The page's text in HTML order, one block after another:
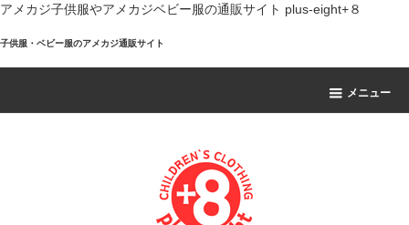
アメカジ子供服やアメカジベビー服の通販サイト plus-eight+８
子供服・ベビー服のアメカジ通販サイト
メニュー